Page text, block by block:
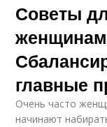
Советы
женщинам
главные
Очень часто
начинают